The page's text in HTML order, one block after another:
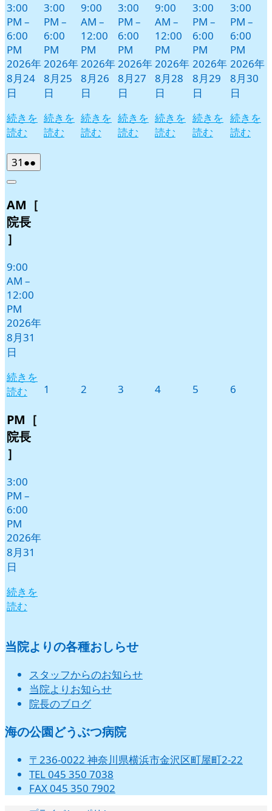
3:00
PM –
6:00
PM
2026年
8月24
日
続きを
読む
3:00
PM –
6:00
PM
2026年
8月25
日
続きを
読む
9:00
AM –
12:00
PM
2026年
8月26
日
続きを
読む
3:00
PM –
6:00
PM
2026年
8月27
日
続きを
読む
9:00
AM –
12:00
PM
2026年
8月28
日
続きを
読む
3:00
PM –
6:00
PM
2026年
8月29
日
続きを
読む
3:00
PM –
6:00
PM
2026年
8月30
日
続きを
読む
31 2026
年
月
31
日
●●
件
イ
Close
AM［
院長
］
9:00
AM –
12:00
PM
2026年
8月31
日
続きを
読む
PM［
院長
］
3:00
PM –
6:00
PM
2026年
8月31
日
続きを
読む
1 2 3 42026
5 6
当院よりの各種おしらせ
スタッフからのお知らせ
当院よりお知らせ
院長のブログ
海の公園どうぶつ病院
〒236-0022 神奈川県横浜市金沢区町屋町2-22
TEL 045 350 7038
FAX 045 350 7902